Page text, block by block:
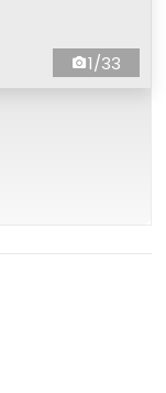
1/33